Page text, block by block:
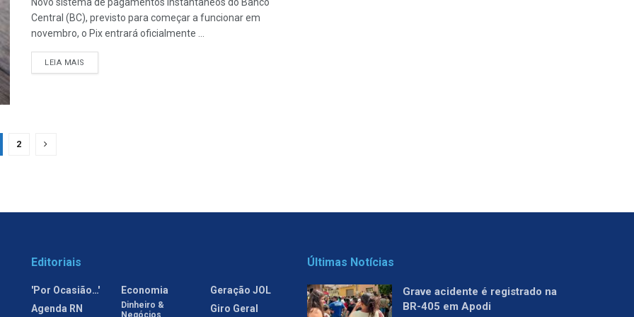
Central (BC), previsto para começar a funcionar em
novembro, o Pix entrará oficialmente ...
LEIA MAIS
2
Editoriais
'Por Ocasião…'
Agenda RN
Economia
Dinheiro &
Negócios
Geração JOL
Giro Geral
Últimas Notícias
Grave acidente é registrado na
BR-405 em Apodi